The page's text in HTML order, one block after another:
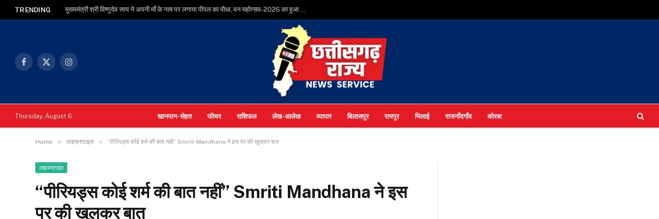
TRENDING मुख्यमंत्री श्री विष्णुदेव साय ने अपनी माँ के नाम पर लगाया पीपल का पौधा, वन महोत्सव-2026 का हुआ शुभारंभ
Facebook
X
Instagram
Thursday, August 6 खानपान-सेहत फीचर राशिफल लेख-आलेख व्यापार बिलासपुर रायपुर भिलाई राजनाँदगाँव कोरबा
Home » लाइफस्टाइल » “पीरियड्स कोई शर्म की बात नहीं” Smriti Mandhana ने इस पर की खुलकर बात
लाइफस्टाइल
“पीरियड्स कोई शर्म की बात नहीं” Smriti Mandhana ने इस
पर की खुलकर बात